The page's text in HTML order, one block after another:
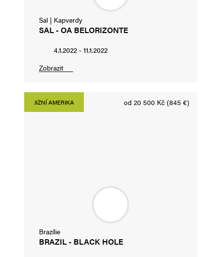
Sal | Kapverdy
SAL - OA BELORIZONTE
4.1.2022 - 11.1.2022
Zobrazit
JIŽNÍ AMERIKA od 20 500 Kč (845 €)
Brazílie
BRAZIL - BLACK HOLE